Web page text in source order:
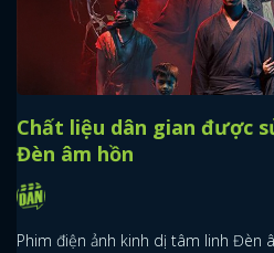
Chất liệu dân gian được
Đèn âm hồn
Phim điện ảnh kinh dị tâm linh Đèn